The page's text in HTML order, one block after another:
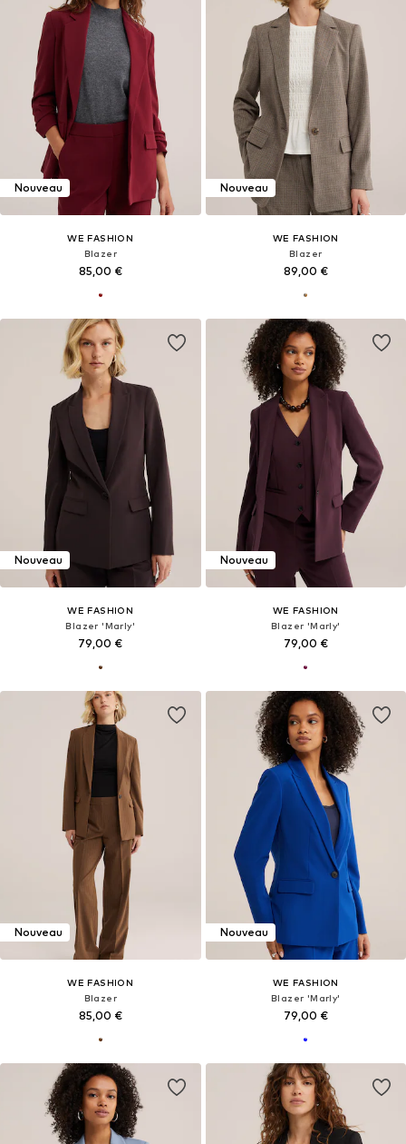
Nouveau
WE FASHION
Blazer
85,00 €
Nouveau
WE FASHION
Blazer
89,00 €
Nouveau
WE FASHION
Blazer 'Marly'
79,00 €
Nouveau
WE FASHION
Blazer 'Marly'
79,00 €
Nouveau
WE FASHION
Blazer
85,00 €
Nouveau
WE FASHION
Blazer 'Marly'
79,00 €